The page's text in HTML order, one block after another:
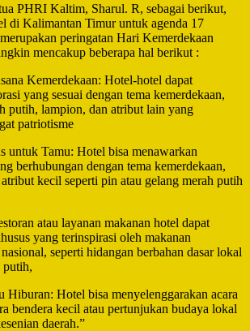
PHRI Kaltim, Sharul. R, sebagai berikut,
di Kalimantan Timur untuk agenda 17
peringatan Hari Kemerdekaan
mencakup beberapa hal berikut :
Kemerdekaan: Hotel-hotel dapat
yang sesuai dengan tema kemerdekaan,
putih, lampion, dan atribut lain yang
patriotisme
untuk Tamu: Hotel bisa menawarkan
berhubungan dengan tema kemerdekaan,
kecil seperti pin atau gelang merah putih
atau layanan makanan hotel dapat
yang terinspirasi oleh makanan
seperti hidangan berbahan dasar lokal
putih,
Hiburan: Hotel bisa menyelenggarakan acara
bendera kecil atau pertunjukan budaya lokal
daerah.”